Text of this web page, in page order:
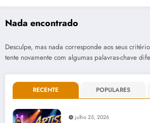
Nada encontrado
Desculpe, mas nada corresponde aos seus
tente novamente com algumas palavras-chave
RECENTE POPULARES
julho 25, 2026